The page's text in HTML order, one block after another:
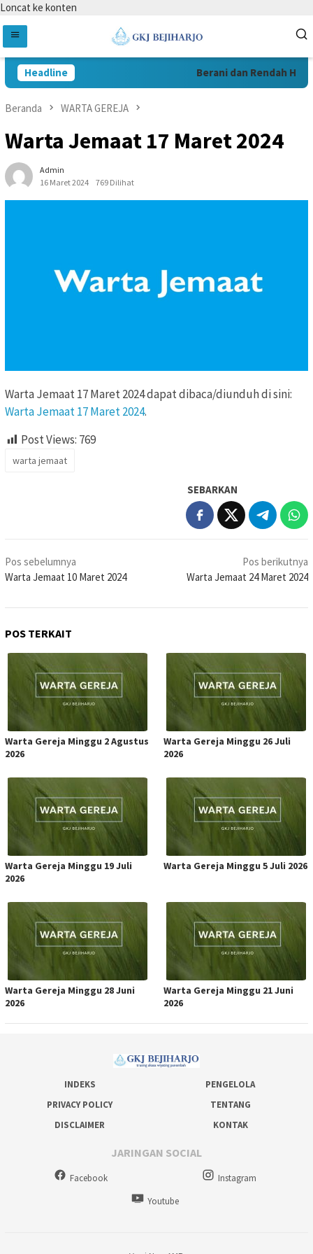
Loncat ke konten
Headline Berani dan Rendah Hati
Beranda WARTA GEREJA
Warta Jemaat 17 Maret 2024
Admin
16 Maret 2024
769 Dilihat
Warta Jemaat 17 Maret 2024 dapat dibaca/diunduh di sini:
Warta Jemaat 17 Maret 2024.
Post Views: 769
warta jemaat
SEBARKAN
Navigasi
pos
Pos sebelumnya
Warta Jemaat 10 Maret 2024
Pos berikutnya
Warta Jemaat 24 Maret 2024
POS TERKAIT
Warta Gereja Minggu 2 Agustus
2026
Warta Gereja Minggu 26 Juli
2026
Warta Gereja Minggu 19 Juli
2026
Warta Gereja Minggu 5 Juli 2026
Warta Gereja Minggu 28 Juni
2026
Warta Gereja Minggu 21 Juni
2026
INDEKS
PENGELOLA
PRIVACY POLICY
TENTANG
DISCLAIMER
KONTAK
JARINGAN SOCIAL
Facebook
Instagram
Youtube